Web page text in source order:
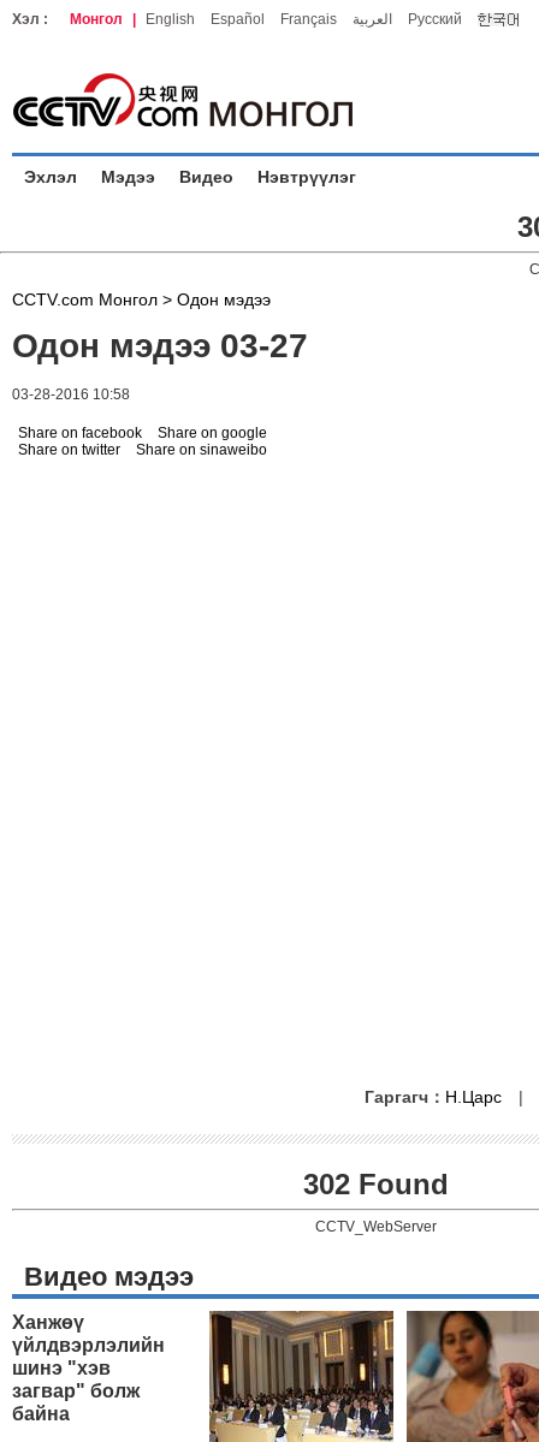
Хэл : Монгол English Español Français العربية Русский
Эхлэл Мэдээ Видео Нэвтрүүлэг
CCTV.com Монгол > Одон мэдээ
Одон мэдээ 03-27
03-28-2016 10:58
Share on facebook
Share on google
Share on twitter
Share on sinaweibo
Гаргагч： Н.Царс |
302 Found
CCTV_WebServer
Видео мэдээ
Ханжөү
үйлдвэрлэлийн
шинэ "хэв
загвар" болж
байна